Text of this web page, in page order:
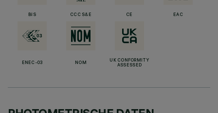
BIS CCC S&E CE EAC
ENEC-03 NOM
UK CONFORMITY
ASSESSED